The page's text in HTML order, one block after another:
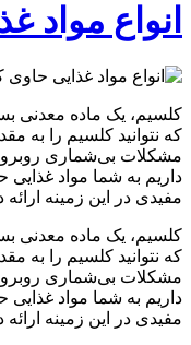
انواع مواد
کلسیم، یک ماده معدنی
که نتوانید کلسیم را به
مشکلات بی‌شماری روبرو
داریم به شما مواد
مفیدی در این زمینه
کلسیم، یک ماده معدنی
که نتوانید کلسیم را به
مشکلات بی‌شماری روبرو
داریم به شما مواد
مفیدی در این زمینه ارائه